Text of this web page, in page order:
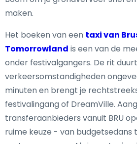
maken.
Het boeken van een taxi van
Tomorrowland is een van de
onder festivalgangers. De rit
verkeersomstandigheden
minuten en brengt je
festivalingang of DreamVille.
transferaanbieders vanuit BRU
ruime keuze - van budgetsedans